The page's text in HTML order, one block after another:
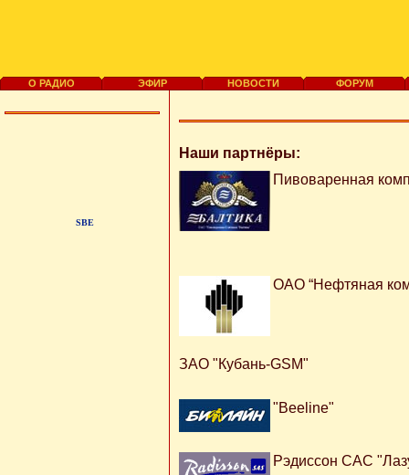
О РАДИО ЭФИР НОВОСТИ ФОРУМ
Наши партнёры:
Пивоваренная
ОАО “Нефтяная
ЗАО "Кубань-GSM"
"Beeline"
Рэдиссон САС
SBE